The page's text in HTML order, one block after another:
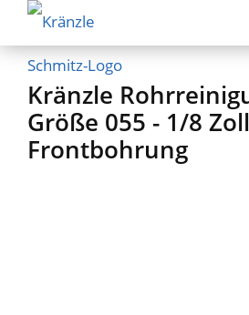
Kränzle
Größe 055 - 1/8
Frontbohrung